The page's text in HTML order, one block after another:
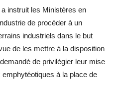
instruit les Ministères en
de procéder à un
industriels dans le but
de les mettre à la disposition
de privilégier leur mise
à la place de